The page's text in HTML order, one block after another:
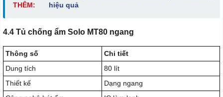
THÊM:
hiệu quả
4.4 Tủ chống ẩm Solo MT80 ngang
Thông số
Chi tiết
Dung tích
80 lít
Thiết kế
Dạng ngang